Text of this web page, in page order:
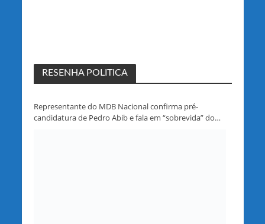
RESENHA POLITICA
Representante do MDB Nacional confirma pré-
candidatura de Pedro Abib e fala em “sobrevida” do